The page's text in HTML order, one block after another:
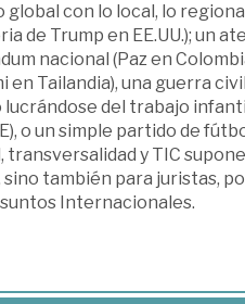
con lo local, lo
Trump en EE.UU.); un
nacional (Paz en
Tailandia), una guerra
del trabajo
o un simple partido de
y TIC
también para juristas,
Internacionales.